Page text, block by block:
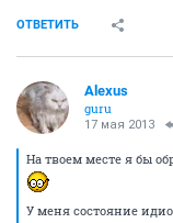
ОТВЕТИТЬ
Alexus
guru
17 мая 2013
На твоем месте я бы
У меня состояние